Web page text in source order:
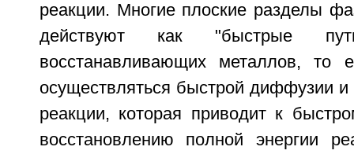
реакции. Многие плоские разделы
действуют как "быстрые
восстанавливающих металлов, то
осуществляться быстрой диффузии
реакции, которая приводит к
восстановлению полной энергии